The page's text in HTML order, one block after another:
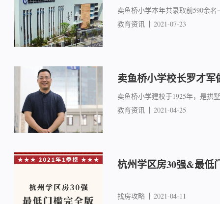
卖鱼桥小学本年共录取前590余
教育资讯
2021-07-23
卖鱼桥小学校长罗才
卖鱼桥小学建校于1925年，是拱
教育资讯
2021-04-25
杭州学区房30强&最低
找房攻略 2021-04-11